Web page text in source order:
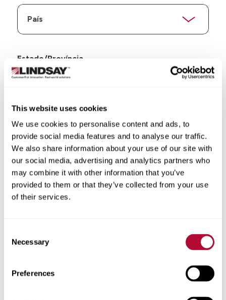
This website uses cookies
We use cookies to personalise content and ads, to
provide social media features and to analyse our traffic.
We also share information about your use of our site with
our social media, advertising and analytics partners who
may combine it with other information that you’ve
provided to them or that they’ve collected from your use
of their services.
Selection
Necessary
Preferences
Estado/Província
Cidade
CEP/Código postal